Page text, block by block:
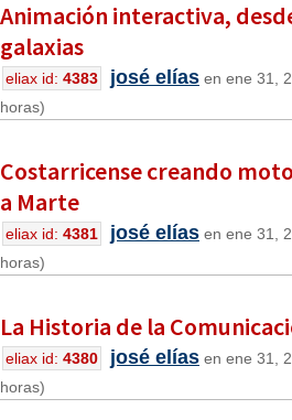
Animación interactiva,
galaxias
eliax id: 4383 josé elías en ene 31,
horas)
Costarricense creando
a Marte
eliax id: 4381 josé elías en ene 31,
horas)
La Historia de la
eliax id: 4380 josé elías en ene 31,
horas)